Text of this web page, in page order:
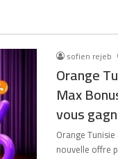
sofien rejeb
Orange
Max
vous
Orange
nouvelle offre